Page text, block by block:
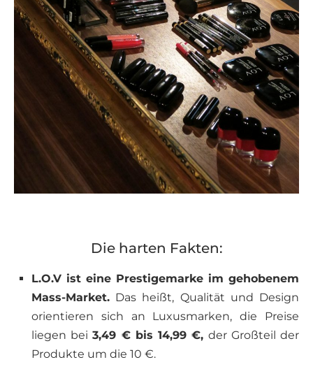
Die harten Fakten:
L.O.V ist eine Prestigemarke im gehobenem
Mass-Market. Das heißt, Qualität und Design
orientieren sich an Luxusmarken, die Preise
liegen bei3,49 € bis 14,99 €, der Großteil der
Produkte um die 10 €.